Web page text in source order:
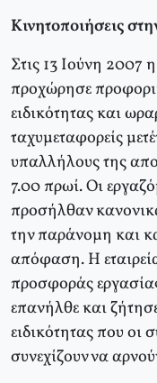
Κινητοποιήσεις
Στις 13 Ιούνη 2007
προχώρησε
ειδικότητας και
ταχυμεταφορείς
υπαλλήλους της
7.00 πρωί. Οι
προσήλθαν
την παράνομη και
απόφαση. Η
προσφοράς
επανήλθε και
ειδικότητας που οι
συνεχίζουν να